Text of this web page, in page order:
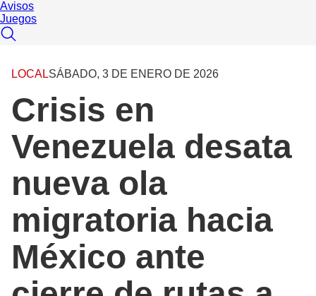
Avisos
Juegos
LOCALSÁBADO, 3 DE ENERO DE 2026
Crisis en
Venezuela desata
nueva ola
migratoria hacia
México ante